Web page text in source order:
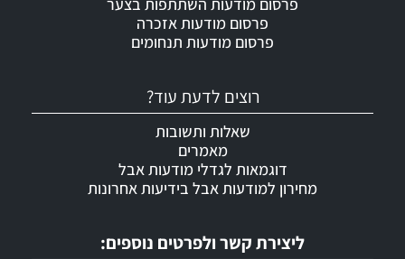
ליצירת קשר ולפרטים נוספים:
רוצים לדעת עוד?
שאלות ותשובות
מאמרים
דוגמאות לגדלי מודעות אבל
מחירון למודעות אבל בידיעות אחרונות
פרסום מודעות אזכרה
פרסום מודעות תנחומים